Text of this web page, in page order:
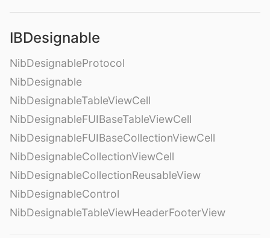
IBDesignable
NibDesignableProtocol
NibDesignable
NibDesignableTableViewCell
NibDesignableFUIBaseTableViewCell
NibDesignableFUIBaseCollectionViewCell
NibDesignableCollectionViewCell
NibDesignableCollectionReusableView
NibDesignableControl
NibDesignableTableViewHeaderFooterView